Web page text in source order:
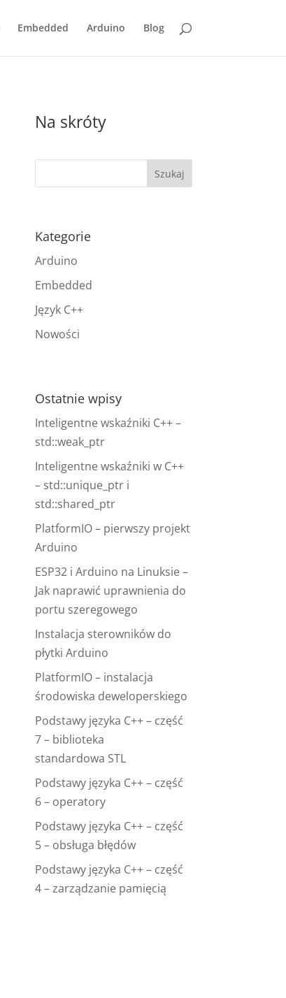
Embedded Arduino Blog
Na skróty
Kategorie
Arduino
Embedded
Język C++
Nowości
Ostatnie wpisy
Inteligentne wskaźniki C++ –
std::weak_ptr
Inteligentne wskaźniki w C++
– std::unique_ptr i
std::shared_ptr
PlatformIO – pierwszy projekt
Arduino
ESP32 i Arduino na Linuksie –
Jak naprawić uprawnienia do
portu szeregowego
Instalacja sterowników do
płytki Arduino
PlatformIO – instalacja
środowiska deweloperskiego
Podstawy języka C++ – część
7 – biblioteka
standardowa STL
Podstawy języka C++ – część
6 – operatory
Podstawy języka C++ – część
5 – obsługa błędów
Podstawy języka C++ – część
4 – zarządzanie pamięcią